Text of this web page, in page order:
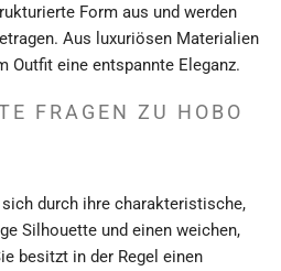
Form aus und werden
Aus luxuriösen Materialien
Outfit eine entspannte Eleganz.
FRAGEN ZU HOBO
durch ihre charakteristische,
Silhouette und einen weichen,
besitzt in der Regel einen